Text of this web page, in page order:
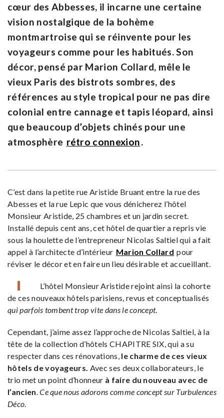
cœur des Abbesses, il incarne une certaine
vision nostalgique de la bohème
montmartroise qui se réinvente pour les
voyageurs comme pour les habitués. Son
décor, pensé par Marion Collard, mêle le
vieux Paris des bistrots sombres, des
références au style tropical pour ne pas dire
colonial entre cannage et tapis léopard, ainsi
que beaucoup d’objets chinés pour une
atmosphère rétro connexion.
C’est dans la petite rue Aristide Bruant entre la rue des
Abesses et la rue Lepic que vous dénicherez l’hôtel
Monsieur Aristide, 25 chambres et un jardin secret.
Installé depuis cent ans, cet hôtel de quartier a repris vie
sous la houlette de l’entrepreneur Nicolas Saltiel qui a fait
appel à l’architecte d’intérieur Marion Collard pour
réviser le décor et en faire un lieu désirable et accueillant.
L’hôtel Monsieur Aristide rejoint ainsi la cohorte
de ces nouveaux hôtels parisiens, revus et conceptualisés
qui parfois tombent trop vite dans le concept.
Cependant, j’aime assez l’approche de Nicolas Saltiel, à la
tête de la collection d’hôtels CHAPITRE SIX, qui a su
respecter dans ces rénovations, le charme de ces vieux
hôtels de voyageurs. Avec ses deux collaborateurs, le
trio met un point d’honneur à faire du nouveau avec de
l’ancien .Ce que nous adorons comme concept sur Turbulences
Déco